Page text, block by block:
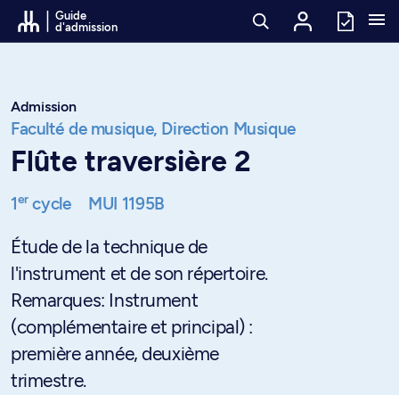
Passer au contenu
Guide
d'admission
Admission
Faculté de musique, Direction Musique
Flûte traversière 2
1ercycle MUI 1195B
Étude de la technique de
l'instrument et de son répertoire.
Remarques: Instrument
(complémentaire et principal) :
première année, deuxième
trimestre.